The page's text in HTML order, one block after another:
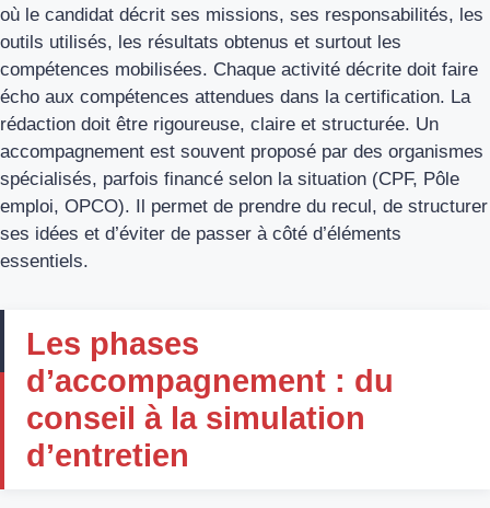
où le candidat décrit ses missions, ses responsabilités, les
outils utilisés, les résultats obtenus et surtout les
compétences mobilisées. Chaque activité décrite doit faire
écho aux compétences attendues dans la certification. La
rédaction doit être rigoureuse, claire et structurée. Un
accompagnement est souvent proposé par des organismes
spécialisés, parfois financé selon la situation (CPF, Pôle
emploi, OPCO). Il permet de prendre du recul, de structurer
ses idées et d’éviter de passer à côté d’éléments
essentiels.
Les phases
d’accompagnement : du
conseil à la simulation
d’entretien